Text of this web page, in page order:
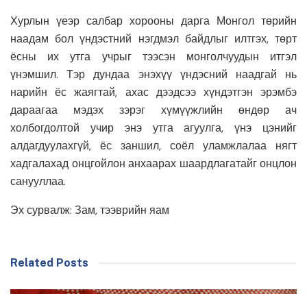
Хурлын үеэр салбар хорооны дарга Монгол төрийн
наадам бол үндэстний нэгдмэл байдлыг илтгэх, төрт
ёсны их утга учрыг тээсэн монголчуудын итгэл
үнэмшил. Тэр дундаа энэхүү үндэсний наадгай нь
нарийн ёс жаягтай, ахас дээдсээ хүндэтгэн эрэмбэ
дараагаа мэдэх зэрэг хүмүүжлийн өндөр ач
холбогдолтой учир энэ утга агуулга, үнэ цэнийг
алдагдуулахгүй, ёс заншил, соёл уламжлалаа нягт
хадгалахад онцгойлон анхаарах шаардлагатайг онцлон
санууллаа.
Эх сурвалж: Зам, тээврийн яам
Related Posts